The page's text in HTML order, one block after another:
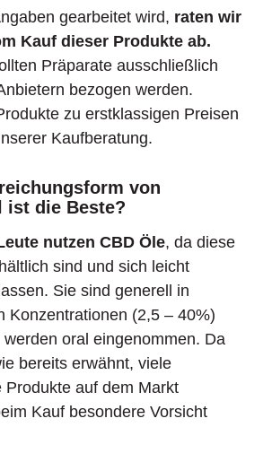
gearbeitet wird, raten wir
Kauf dieser Produkte ab.
Präparate ausschließlich
bezogen werden.
zu erstklassigen Preisen
Kaufberatung.
von
ist die Beste?
nutzen CBD Öle, da diese
sind und sich leicht
Sie sind generell in
Konzentrationen (2,5 – 40%)
oral eingenommen. Da
bereits erwähnt, viele
Produkte auf dem Markt
Kauf besondere Vorsicht